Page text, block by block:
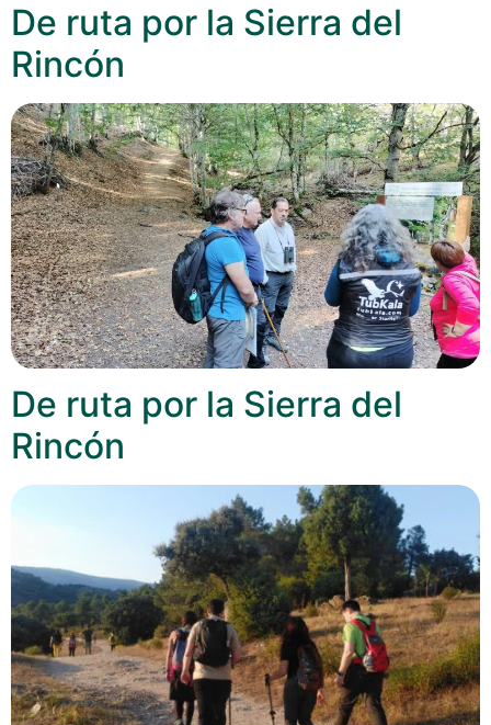
De ruta por la Sierra del
Rincón
De ruta por la Sierra del
Rincón